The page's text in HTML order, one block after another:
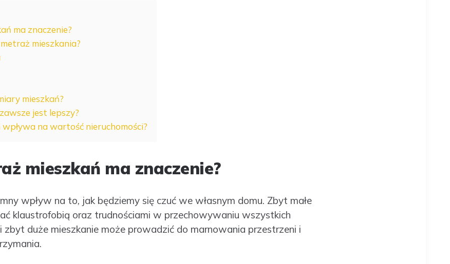
ma znaczenie?
mieszkania?
mieszkań?
jest lepszy?
wpływa na wartość nieruchomości?
mieszkań ma znaczenie?
wpływ na to, jak będziemy się czuć we własnym domu. Zbyt małe
klaustrofobią oraz trudnościami w przechowywaniu wszystkich
zbyt duże mieszkanie może prowadzić do marnowania przestrzeni i